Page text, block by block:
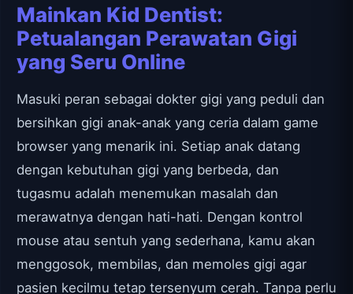
Mainkan Kid Dentist:
Petualangan Perawatan Gigi
yang Seru Online
Masuki peran sebagai dokter gigi yang peduli dan
bersihkan gigi anak-anak yang ceria dalam game
browser yang menarik ini. Setiap anak datang
dengan kebutuhan gigi yang berbeda, dan
tugasmu adalah menemukan masalah dan
merawatnya dengan hati-hati. Dengan kontrol
mouse atau sentuh yang sederhana, kamu akan
menggosok, membilas, dan memoles gigi agar
pasien kecilmu tetap tersenyum cerah. Tanpa perlu